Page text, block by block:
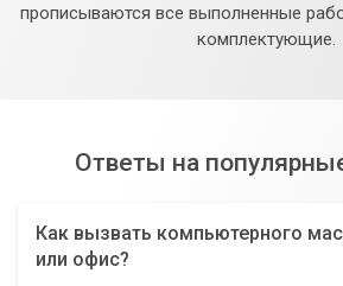
прописываются все выполненные
комплектующие.
Ответы на
Как вызвать компьютерного
или офис?